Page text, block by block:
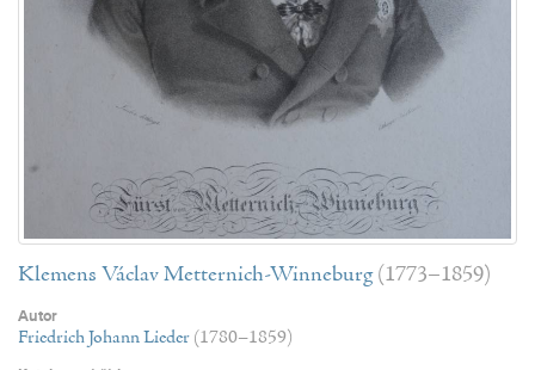
Klemens Václav Metternich-Winneburg (1773–1859)
Autor
Friedrich Johann Lieder (1780–1859)